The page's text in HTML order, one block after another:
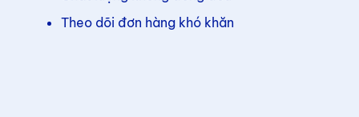
Theo dõi đơn hàng khó khăn